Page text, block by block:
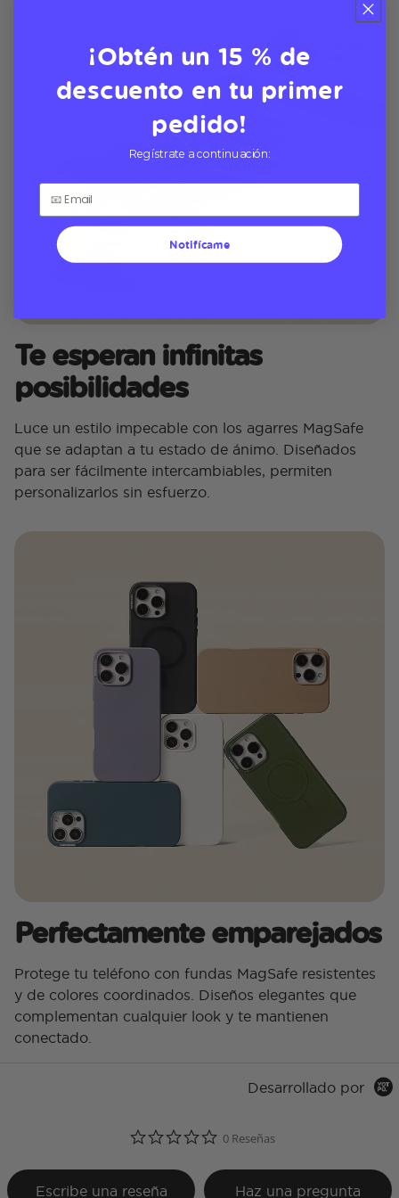
Te esperan infinitas
posibilidades
Luce un estilo impecable con los agarres MagSafe
que se adaptan a tu estado de ánimo. Diseñados
para ser fácilmente intercambiables, permiten
personalizarlos sin esfuerzo.
Perfectamente emparejados
Protege tu teléfono con fundas MagSafe resistentes
y de colores coordinados. Diseños elegantes que
complementan cualquier look y te mantienen
conectado.
Desarrollado por
0.0 star rating
0 Reseñas
Escribe una reseña Haz una pregunta
¡Obtén un 15 % de
descuento en tu primer
pedido!
Regístrate a continuación:
Notifícame